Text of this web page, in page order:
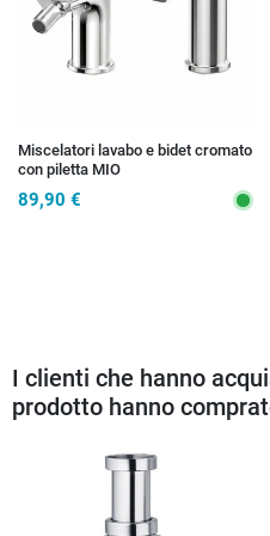
Miscelatori lavabo e bidet cromato
con piletta MIO
89,90 €
I clienti che hanno
prodotto hanno